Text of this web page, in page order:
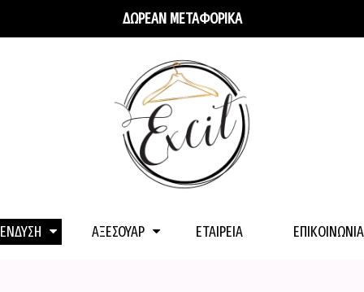
ΔΩΡΕΑΝ ΜΕΤΑΦΟΡΙΚΑ
ΕΝΔΥΣΗ ΑΞΕΣΟΥΑΡ ΕΤΑΙΡΕΊΑ ΕΠΙΚΟΙΝΩΝΊΑ